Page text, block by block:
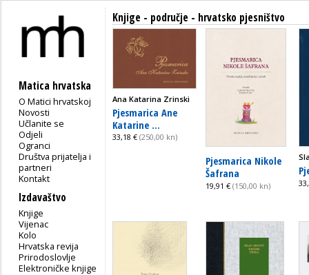
Matica hrvatska
O Matici hrvatskoj
Novosti
Učlanite se
Odjeli
Ogranci
Društva prijatelja i
partneri
Kontakt
Izdavaštvo
Knjige
Vijenac
Kolo
Hrvatska revija
Prirodoslovlje
Elektroničke knjige
Knjige - područje - hrvatsko pjesništvo
Ana Katarina Zrinski
Pjesmarica Ane
Katarine ...
33,18 € (250,00 kn)
Pjesmarica Nikole
Šafrana
19,91 € (150,00 kn)